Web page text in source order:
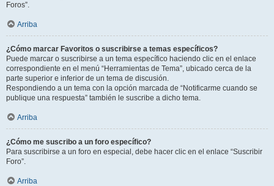
Foros”.
Arriba
¿Cómo marcar Favoritos o suscribirse a temas específicos?
Puede marcar o suscribirse a un tema específico haciendo clic en el enlace
correspondiente en el menú “Herramientas de Tema”, ubicado cerca de la
parte superior e inferior de un tema de discusión.
Respondiendo a un tema con la opción marcada de “Notificarme cuando se
publique una respuesta” también le suscribe a dicho tema.
Arriba
¿Cómo me suscribo a un foro específico?
Para suscribirse a un foro en especial, debe hacer clic en el enlace “Suscribir
Foro”.
Arriba